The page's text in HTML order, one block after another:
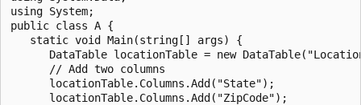
using System;
public class A {
   static void Main(string[] args) {
DataTable locationTable = new
      // Add two columns
      locationTable.Columns.Add("State");
      locationTable.Columns.Add("ZipCode");